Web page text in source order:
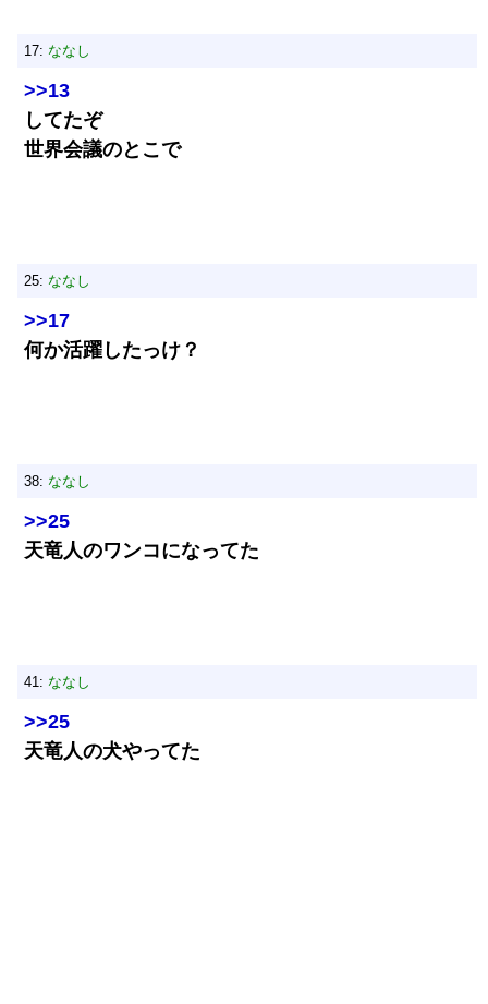
17: ななし
>>13
してたぞ
世界会議のとこで
25: ななし
>>17
何か活躍したっけ？
38: ななし
>>25
天竜人のワンコになってた
41: ななし
>>25
天竜人の犬やってた